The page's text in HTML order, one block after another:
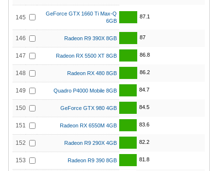
145
GeForce GTX 1660 Ti Max-Q
6GB
87.1
146 Radeon R9 390X 8GB 87
147 Radeon RX 5500 XT 8GB 86.8
148 Radeon RX 480 8GB 86.2
149 Quadro P4000 Mobile 8GB 84.7
150 GeForce GTX 980 4GB 84.5
151 Radeon RX 6550M 4GB 83.6
152 Radeon R9 290X 4GB 82.2
153 Radeon R9 390 8GB 81.8